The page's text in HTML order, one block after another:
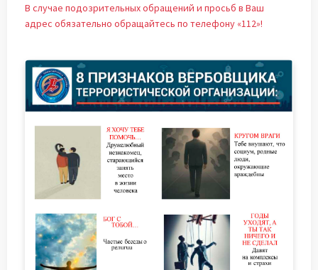
В случае подозрительных обращений и просьб в Ваш
адрес обязательно обращайтесь по телефону «112»!